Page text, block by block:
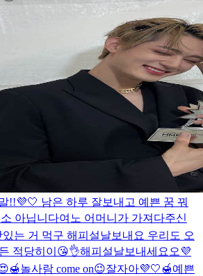
!!💜🤍 남은 하루 잘보내고 예쁜 꿈 꿔
아닙니다여노 어머니가 가져다주신
는 거 먹구 해피설날보내요 우리도 오
적당히이😘👌해피설날보내세요오💜
놀사람 come on😉잘자아💜🤍🍯예쁜